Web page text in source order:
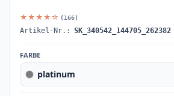
★★★★☆ (166)
Artikel-Nr.: SK_340542_144705_262382
FARBE
platinum